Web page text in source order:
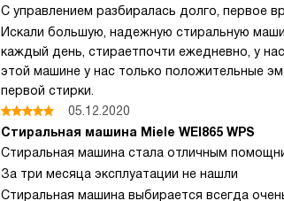
С управлением разбиралась долго, первое
Искали большую, надежную стиральную
каждый день, стираетпочти ежедневно, у
этой машине у нас только положительные
первой стирки.
05.12.2020
Стиральная машина Miele WEI865 WPS
Стиральная машина стала отличным
За три месяца эксплуатации не нашли
Стиральная машина выбирается всегда